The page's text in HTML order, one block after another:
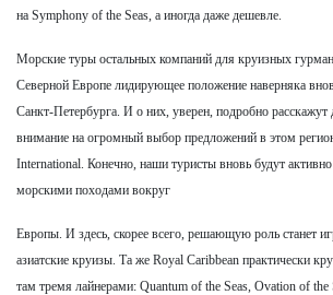
на Symphony of the Seas, а иногда даже дешевле.
Морские туры остальных компаний для круизных
Северной Европе лидирующее положение наверняка
Санкт-Петербурга. И о них, уверен, подробно
внимание на огромный выбор предложений в этом
International. Конечно, наши туристы вновь будут активно
морскими походами вокруг
Европы. И здесь, скорее всего, решающую роль станет
азиатские круизы. Та же Royal Caribbean практически
там тремя лайнерами: Quantum of the Seas, Ovation of the